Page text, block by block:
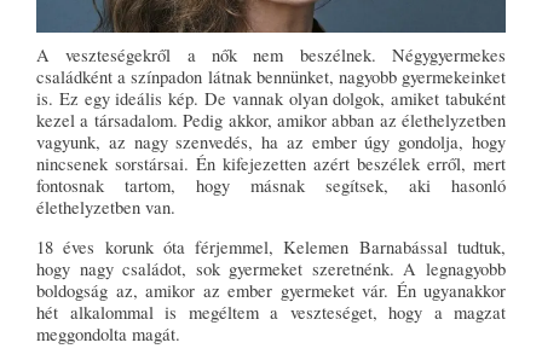
A veszteségekről a nők nem beszélnek. Négygyermekes
családként a színpadon látnak bennünket, nagyobb gyermekeinket
is. Ez egy ideális kép. De vannak olyan dolgok, amiket tabuként
kezel a társadalom. Pedig akkor, amikor abban az élethelyzetben
vagyunk, az nagy szenvedés, ha az ember úgy gondolja, hogy
nincsenek sorstársai. Én kifejezetten azért beszélek erről, mert
fontosnak tartom, hogy másnak segítsek, aki hasonló
élethelyzetben van.
18 éves korunk óta férjemmel, Kelemen Barnabással tudtuk,
hogy nagy családot, sok gyermeket szeretnénk. A legnagyobb
boldogság az, amikor az ember gyermeket vár. Én ugyanakkor
hét alkalommal is megéltem a veszteséget, hogy a magzat
meggondolta magát.